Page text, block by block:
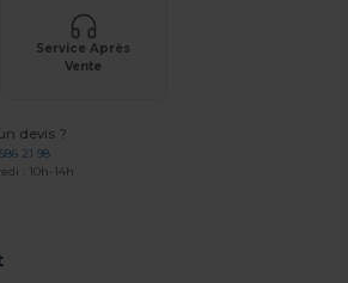
Service Après
Vente
devis ?
21 98
: 10h-14h